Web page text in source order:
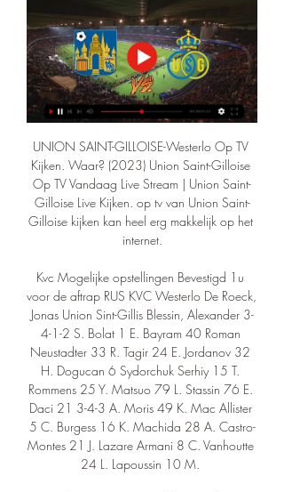
UNION SAINT-GILLOISE-Westerlo Op TV
Kijken. Waar? (2023) Union Saint-Gilloise
Op TV Vandaag Live Stream | Union Saint-
Gilloise Live Kijken. op tv van Union Saint-
Gilloise kijken kan heel erg makkelijk op het
internet.
Kvc Mogelijke opstellingen Bevestigd 1u
voor de aftrap RUS KVC Westerlo De Roeck,
Jonas Union Sint-Gillis Blessin, Alexander 3-
4-1-2 S. Bolat 1 E. Bayram 40 Roman
Neustadter 33 R. Tagir 24 E. Jordanov 32
H. Dogucan 6 Sydorchuk Serhiy 15 T.
Rommens 25 Y. Matsuo 79 L. Stassin 76 E.
Daci 21 3-4-3 A. Moris 49 K. Mac Allister
5 C. Burgess 16 K. Machida 28 A. Castro-
Montes 21 J. Lazare Armani 8 C. Vanhoutte
24 L. Lapoussin 10 M.